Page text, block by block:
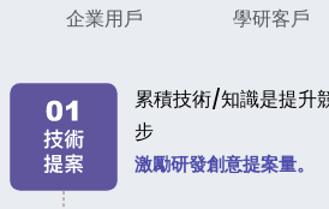
企業用戶 學研客戶
累積技術/知識是提升
步
激勵研發創意提案量。